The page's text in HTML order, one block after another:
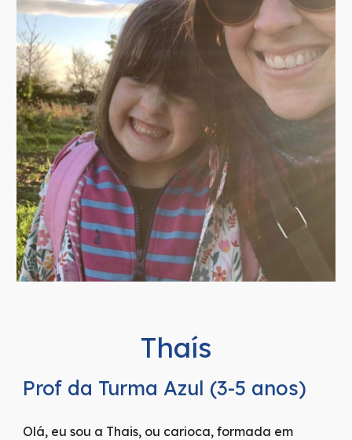
Thaís
Prof da Turma Azul (3-5 anos)
Olá, eu sou a Thais, ou carioca, formada em